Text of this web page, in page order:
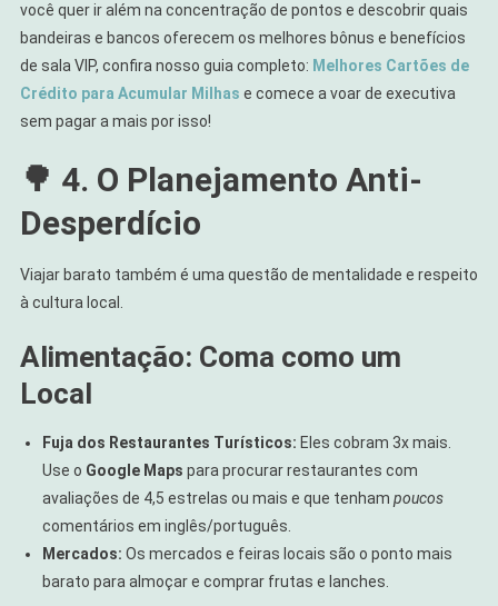
você quer ir além na concentração de pontos e descobrir quais
bandeiras e bancos oferecem os melhores bônus e benefícios
de sala VIP, confira nosso guia completo: Melhores Cartões de
Crédito para Acumular Milhas e comece a voar de executiva
sem pagar a mais por isso!
🌳 4. O Planejamento Anti-
Desperdício
Viajar barato também é uma questão de mentalidade e respeito
à cultura local.
Alimentação: Coma como um
Local
Fuja dos Restaurantes Turísticos: Eles cobram 3x mais.
Use o Google Maps para procurar restaurantes com
avaliações de 4,5 estrelas ou mais e que tenham poucos
comentários em inglês/português.
Mercados: Os mercados e feiras locais são o ponto mais
barato para almoçar e comprar frutas e lanches.